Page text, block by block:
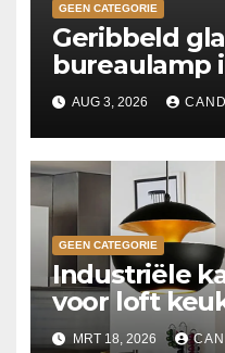
GEEN CATEGORIE
Geribbeld
bureaulamp
AUG 3, 2026
GEEN CATEGORIE
Industriële
voor loft
MRT 18, 2026